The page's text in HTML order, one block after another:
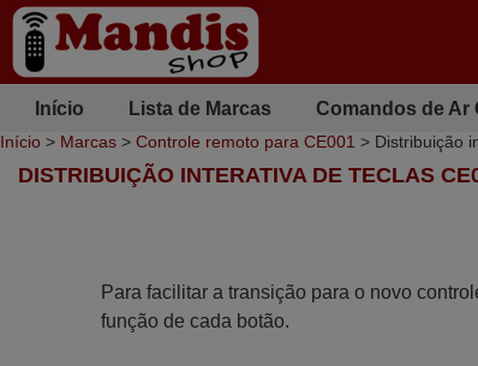
Início Lista de Marcas Comandos de Ar
Início > Marcas > Controle remoto para CE001 > Distribuição
DISTRIBUIÇÃO INTERATIVA DE TECLAS
Para facilitar a transição para o novo
função de cada botão.